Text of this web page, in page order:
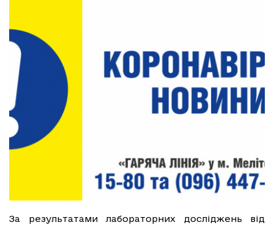
За результатами лабораторних досліджень від